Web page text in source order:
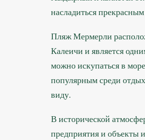
насладиться
Пляж Мермерли
Калеичи и является
можно искупаться в
популярным среди
виду.
В исторической
предприятия и объекты